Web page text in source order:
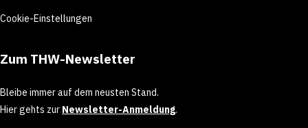
Cookie-Einstellungen
Zum THW-Newsletter
Bleibe immer auf dem neusten Stand.
Hier gehts zur Newsletter-Anmeldung.